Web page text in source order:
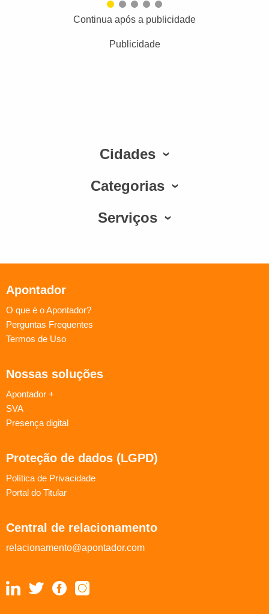
Continua após a publicidade
Publicidade
Cidades
Categorias
Serviços
Apontador
O que é o Apontador?
Perguntas Frequentes
Termos de Uso
Nossas soluções
Apontador +
SVA
Presença digital
Proteção de dados (LGPD)
Política de Privacidade
Portal do Titular
Central de relacionamento
relacionamento@apontador.com